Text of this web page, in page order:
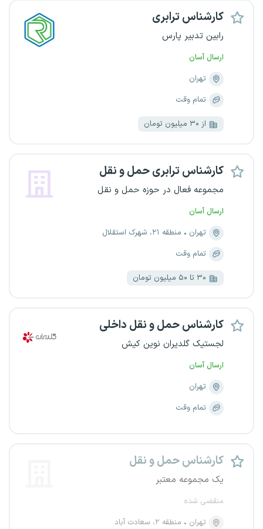
کارشناس ترابری
رابین تدبیر پارس
ارسال آسان
تهران
تمام وقت
از ۳۰ میلیون تومان
کارشناس ترابری حمل و نقل
مجموعه فعال در حوزه حمل و نقل
ارسال آسان
تهران
منطقه ۲۱، شهرک استقلال
تمام وقت
۳۰ تا ۵۰ میلیون تومان
کارشناس حمل و نقل داخلی
لجستیک گلدیران نوین کیش
ارسال آسان
تهران
تمام وقت
کارشناس حمل و نقل
یک مجموعه معتبر
منقضی شده
تهران
منطقه ۲، سعادت آباد